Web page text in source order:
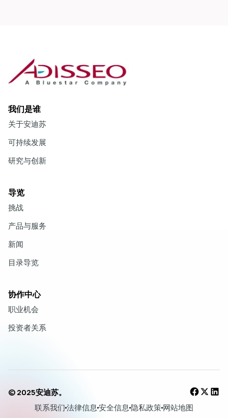
我们是谁
关于安迪苏
可持续发展
研究与创新
导览
挑战
产品与服务
新闻
目录导览
协作中心
职业机会
投资者关系
© 2025安迪苏。
联系我们法律信息安全信息隐私政策网站地图